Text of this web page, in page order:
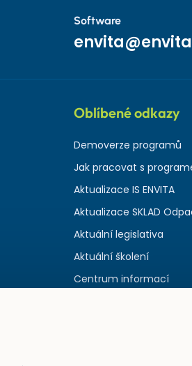
Software
Oblíbené odkazy
Demoverze programů
Jak pracovat s
Aktualizace IS ENVITA
Aktualizace SKLAD
Aktuální legislativa
Aktuální školení
Centrum informací